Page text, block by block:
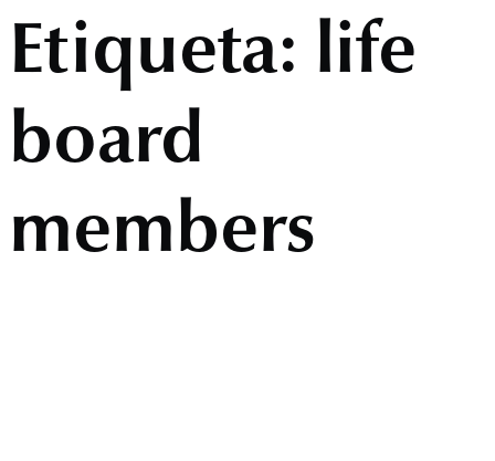
Etiqueta: life
board
members